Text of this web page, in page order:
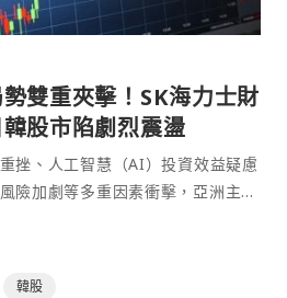
雙重夾擊！SK海力士財
股市陷劇烈震盪
挫、人工智慧（AI）投資效益疑慮
險加劇等多重因素衝擊，亞洲主要
中，韓國股市在經歷歷史性暴跌
韓股